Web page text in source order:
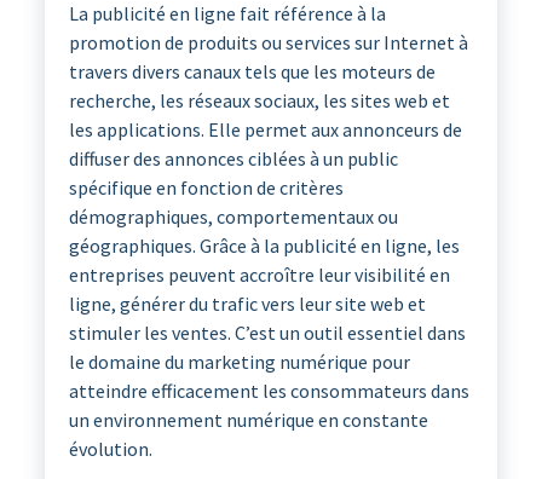
La publicité en ligne fait référence à la
promotion de produits ou services sur Internet à
travers divers canaux tels que les moteurs de
recherche, les réseaux sociaux, les sites web et
les applications. Elle permet aux annonceurs de
diffuser des annonces ciblées à un public
spécifique en fonction de critères
démographiques, comportementaux ou
géographiques. Grâce à la publicité en ligne, les
entreprises peuvent accroître leur visibilité en
ligne, générer du trafic vers leur site web et
stimuler les ventes. C’est un outil essentiel dans
le domaine du marketing numérique pour
atteindre efficacement les consommateurs dans
un environnement numérique en constante
évolution.